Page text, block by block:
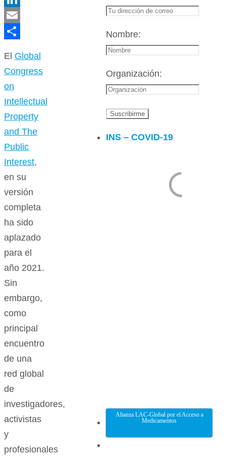
LinkedIn
Email
El Global
Congress
on
Intellectual
Property
and The
Public
Interest,
en su
versión
completa
ha sido
aplazado
para el
año 2021.
Sin
embargo,
como
principal
encuentro
de una
red global
de
investigadores,
activistas
y
profesionales
Nombre:
Organización:
INS – COVID-19
Alianza LAC-Global por el Acceso a
Medicamentos